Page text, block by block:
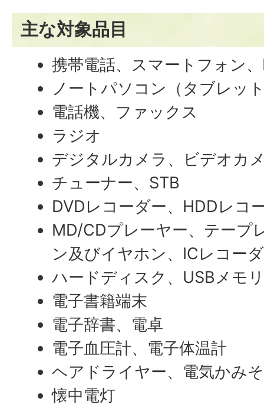
主な対象品目
携帯電話、スマートフォン
ノートパソコン（タブレッ
電話機、ファックス
ラジオ
デジタルカメラ、ビデオカ
チューナー、STB
DVDレコーダー、HDDレコ
MD/CDプレーヤー、テープ
ン及びイヤホン、ICレコー
ハードディスク、USBメモ
電子書籍端末
電子辞書、電卓
電子血圧計、電子体温計
ヘアドライヤー、電気かみ
懐中電灯